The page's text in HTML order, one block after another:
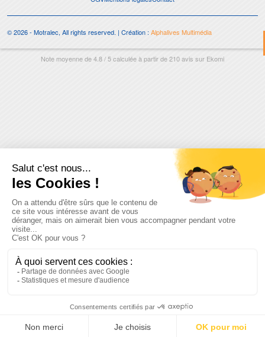
© 2026 - Motralec, All rights reserved. | Création :Alphalives Multimédia
Note moyenne de4.8/5calculée à partir de210avis sur Ekomi